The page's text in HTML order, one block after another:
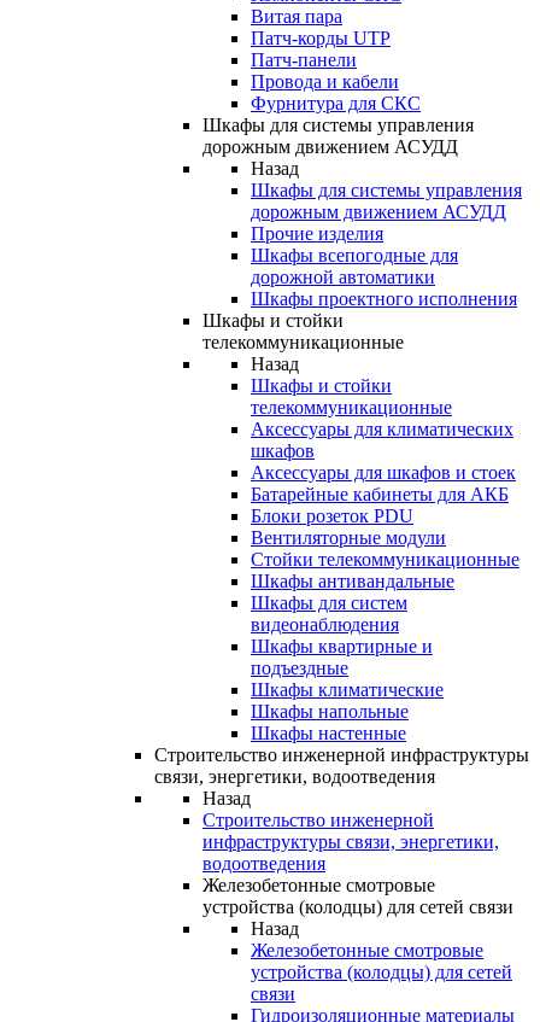
Витая пара
Патч-корды UTP
Патч-панели
Провода и кабели
Фурнитура для СКС
Шкафы для системы управления
дорожным движением АСУДД
Назад
Шкафы для системы управления
дорожным движением АСУДД
Прочие изделия
Шкафы всепогодные для
дорожной автоматики
Шкафы проектного исполнения
Шкафы и стойки
телекоммуникационные
Назад
Шкафы и стойки
телекоммуникационные
Аксессуары для климатических
шкафов
Аксессуары для шкафов и стоек
Батарейные кабинеты для АКБ
Блоки розеток PDU
Вентиляторные модули
Стойки телекоммуникационные
Шкафы антивандальные
Шкафы для систем
видеонаблюдения
Шкафы квартирные и
подъездные
Шкафы климатические
Шкафы напольные
Шкафы настенные
Строительство инженерной инфраструктуры
связи, энергетики, водоотведения
Назад
Строительство инженерной
инфраструктуры связи, энергетики,
водоотведения
Железобетонные смотровые
устройства (колодцы) для сетей связи
Назад
Железобетонные смотровые
устройства (колодцы) для сетей
связи
Гидроизоляционные материалы